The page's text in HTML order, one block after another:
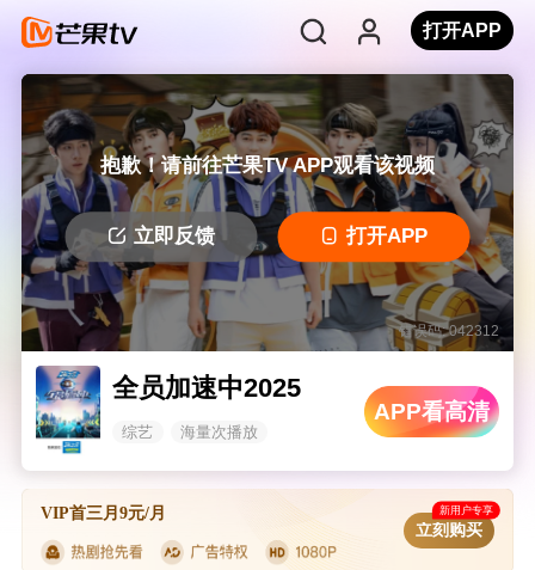
打开APP
抱歉！请前往芒果TV APP观看该视频
立即反馈 打开APP
错误码: 042312
全员加速中2025
综艺 海量次播放
APP看高清
VIP首三月9元/月 新用户专享
立刻购买